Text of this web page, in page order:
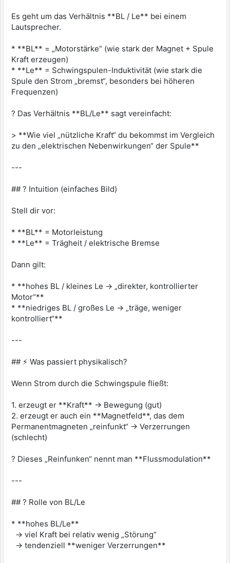
Es geht um das Verhältnis **BL / Le** bei einem
Lautsprecher.
* **BL** = „Motorstärke“ (wie stark der Magnet + Spule
Kraft erzeugen)
* **Le** = Schwingspulen-Induktivität (wie stark die
Spule den Strom „bremst“, besonders bei höheren
Frequenzen)
? Das Verhältnis **BL/Le** sagt vereinfacht:
> **Wie viel „nützliche Kraft“ du bekommst im Vergleich
zu den „elektrischen Nebenwirkungen“ der Spule**
---
## ? Intuition (einfaches Bild)
Stell dir vor:
* **BL** = Motorleistung
* **Le** = Trägheit / elektrische Bremse
Dann gilt:
* **hohes BL / kleines Le → „direkter, kontrollierter
Motor“**
* **niedriges BL / großes Le → „träge, weniger
kontrolliert“**
---
## ⚡ Was passiert physikalisch?
Wenn Strom durch die Schwingspule fließt:
1. erzeugt er **Kraft** → Bewegung (gut)
2. erzeugt er auch ein **Magnetfeld**, das dem
Permanentmagneten „reinfunkt“ → Verzerrungen
(schlecht)
? Dieses „Reinfunken“ nennt man **Flussmodulation**
---
## ? Rolle von BL/Le
* **hohes BL/Le**
→ viel Kraft bei relativ wenig „Störung“
→ tendenziell **weniger Verzerrungen**